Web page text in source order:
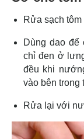
Rửa sạch
Dùng dao để
chỉ đen ở
đều khi
vào bên trong
Rửa lại với